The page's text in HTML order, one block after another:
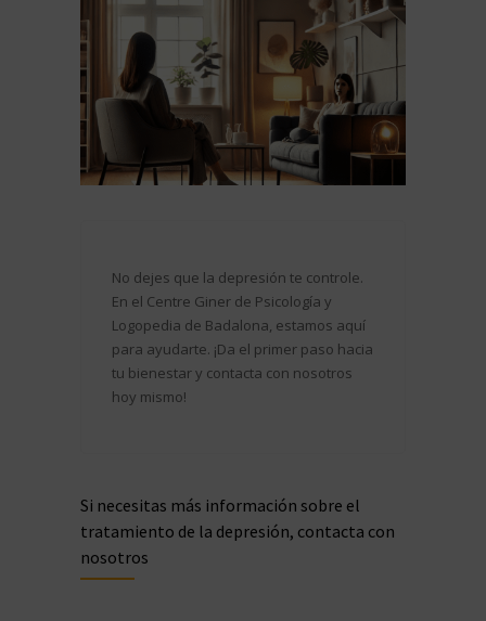
No dejes que la depresión te controle.
En el Centre Giner de Psicología y
Logopedia de Badalona, estamos aquí
para ayudarte. ¡Da el primer paso hacia
tu bienestar y contacta con nosotros
hoy mismo!
Si necesitas más información sobre el
tratamiento de la depresión, contacta con
nosotros